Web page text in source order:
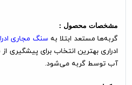
مشخصات محصول :
گربه‌ها مستعد ابتلا به سنگ مجاری
آب توسط گربه می‌شود.